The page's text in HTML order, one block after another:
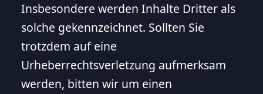
Insbesondere werden Inhalte Dritter als
solche gekennzeichnet. Sollten Sie
trotzdem auf eine
Urheberrechtsverletzung aufmerksam
werden, bitten wir um einen